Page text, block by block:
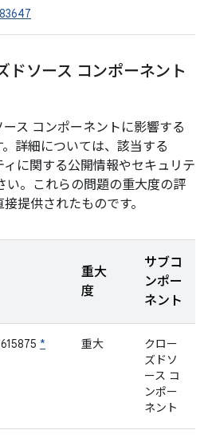
ドソース コンポーネント
ス コンポーネントに影響する
詳細については、該当する
に関する公開情報やセキュリテ
い。これらの問題の重大度の評
提供されたものです。
重大
度
サブコ
ンポー
ネント
* 重大
クロー
ズドソ
ース コ
ンポー
ネント